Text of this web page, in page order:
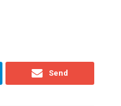
Send